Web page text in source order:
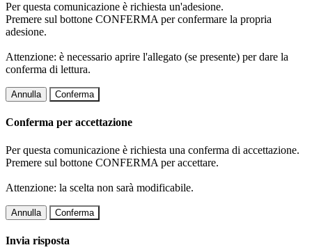
Per questa comunicazione è richiesta un'adesione.
Premere sul bottone CONFERMA per confermare la propria
adesione.
Attenzione: è necessario aprire l'allegato (se presente) per dare la
conferma di lettura.
Annulla Conferma
Conferma per accettazione
Per questa comunicazione è richiesta una conferma di accettazione.
Premere sul bottone CONFERMA per accettare.
Attenzione: la scelta non sarà modificabile.
Annulla Conferma
Invia risposta